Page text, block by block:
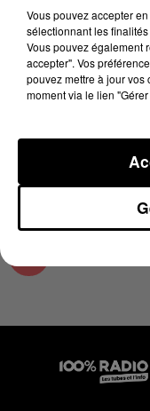
23 mai 2026 - 2 min
LES EXPERTS
CASSET
Vous pouvez accepter
sélectionnant les
Vous pouvez également
accepter". Vos
pouvez mettre à jour vos
moment via le lien